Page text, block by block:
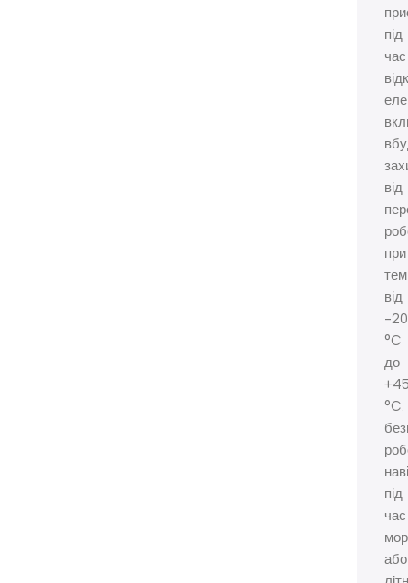
під
час
від
при
від
-20
°C
до
°C:
під
час
або